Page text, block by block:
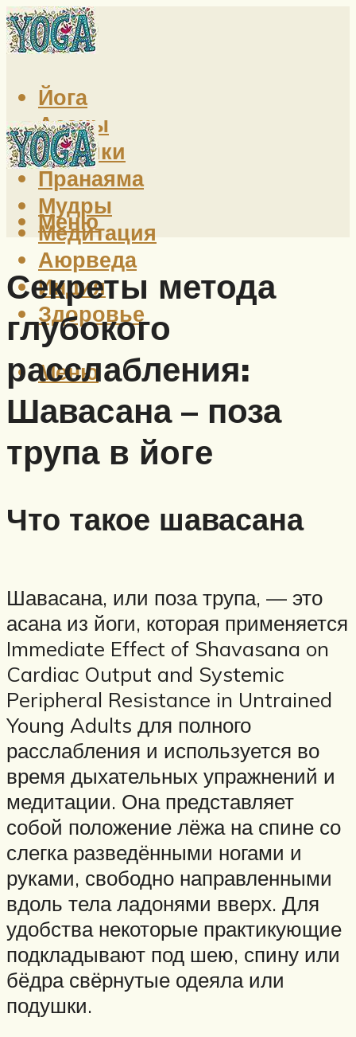
Йога
Асаны
Техники
Пранаяма
Мудры
Медитация
Аюрведа
Индия
Здоровье
Меню
Меню
Секреты метода
глубокого
расслабления:
Шавасана – поза
трупа в йоге
Что такое шавасана
Шавасана, или поза трупа, — это
асана из йоги, которая применяется
Immediate Effect of Shavasana on
Cardiac Output and Systemic
Peripheral Resistance in Untrained
Young Adults для полного
расслабления и используется во
время дыхательных упражнений и
медитации. Она представляет
собой положение лёжа на спине со
слегка разведёнными ногами и
руками, свободно направленными
вдоль тела ладонями вверх. Для
удобства некоторые практикующие
подкладывают под шею, спину или
бёдра свёрнутые одеяла или
подушки.